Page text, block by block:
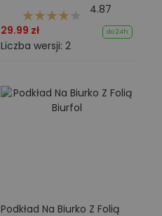
4.87
29.99 zł
do 24h
Liczba wersji: 2
Podkład Na Biurko Z Folią